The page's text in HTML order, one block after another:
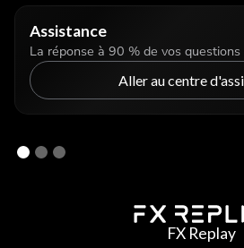
Assistance
La réponse à 90 % de vos
Aller au centre
FX Replay